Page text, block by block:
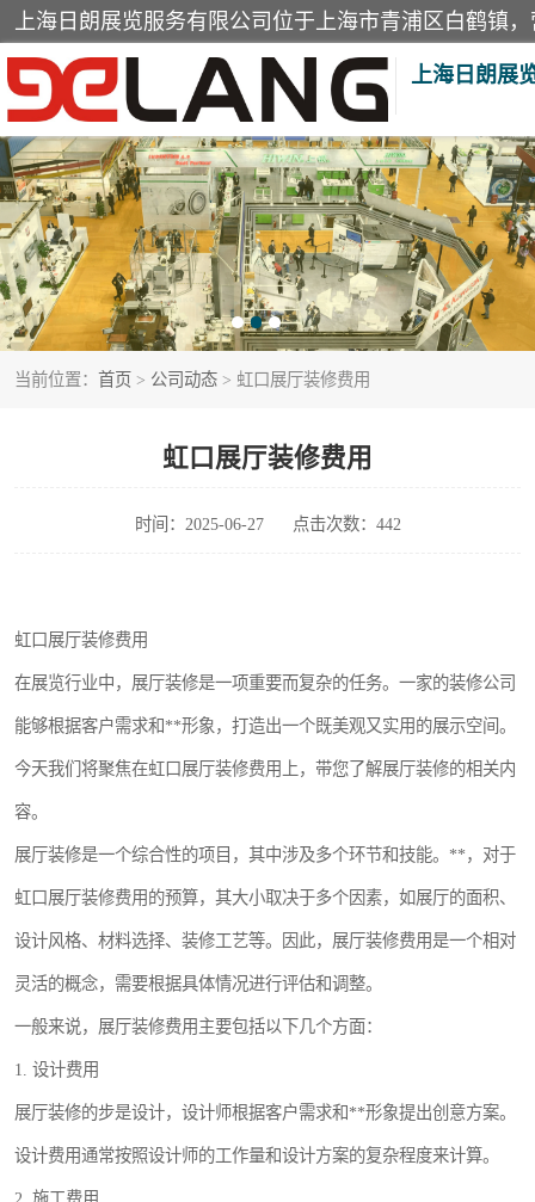
上海日朗展
当前位置： 首页 > 公司动态 > 虹口展厅装修费用
虹口展厅装修费用
时间：2025-06-27 点击次数：442
虹口展厅装修费用
在展览行业中，展厅装修是一项重要而复杂的任务。一家的装修公司
能够根据客户需求和**形象，打造出一个既美观又实用的展示空间。
今天我们将聚焦在虹口展厅装修费用上，带您了解展厅装修的相关内
容。
展厅装修是一个综合性的项目，其中涉及多个环节和技能。**，对于
虹口展厅装修费用的预算，其大小取决于多个因素，如展厅的面积、
设计风格、材料选择、装修工艺等。因此，展厅装修费用是一个相对
灵活的概念，需要根据具体情况进行评估和调整。
一般来说，展厅装修费用主要包括以下几个方面：
1. 设计费用
展厅装修的步是设计，设计师根据客户需求和**形象提出创意方案。
设计费用通常按照设计师的工作量和设计方案的复杂程度来计算。
展台装修搭建
展厅装修
展会装修设计
活动策划